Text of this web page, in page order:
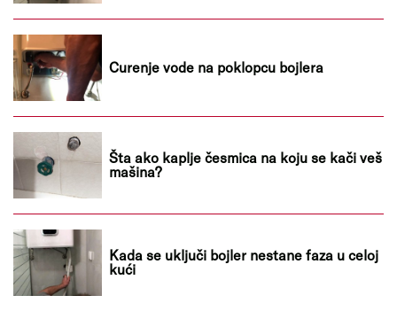
Curenje vode na poklopcu bojlera
Šta ako kaplje česmica na koju se kači veš
mašina?
Kada se uključi bojler nestane faza u celoj
kući